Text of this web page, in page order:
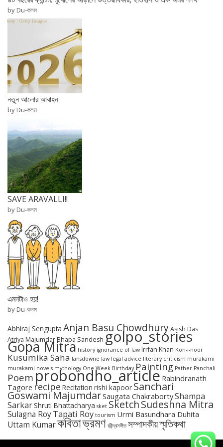
by Du-কলম
নতুন আলোর আবাহন
by Du-কলম
SAVE ARAVALLI!!
by Du-কলম
এমনটাও হয়!
by Du-কলম
Abhiraj Sengupta Anjan Basu ChowdhuryAsish Das
Atriya Majumdar Bhapa Sandesh golpo_stories
Gopa Mitra history ignorance of law Irrfan Khan Koh-i-noor
Kusumika Saha lansdowne law legal advice literary criticism murakami
murakami novels mythology One Week Birthday Painting Pather Panchali
Poem probondho_article Rabindranath
Tagore recipe Recitation rishi kapoor Sanchari
Goswami MajumdarSaugata ChakrabortyShampa
SarkarShruti Bhattacharya sket SketchSudeshna Mitra
Sulagna RoyTapati Roy tourism Urmi Basundhara Duhita
Uttam Kumarকবিতাভ্রমণ রবীন্দ্রসঙ্গীত সম্পাদকীয়স্মৃতিকথা